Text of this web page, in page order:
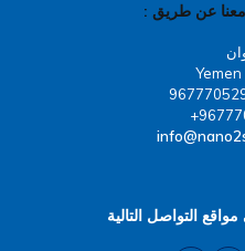
عن طريق :
التواصل التالية